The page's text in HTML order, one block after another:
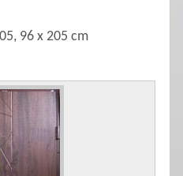
96 x 205 cm